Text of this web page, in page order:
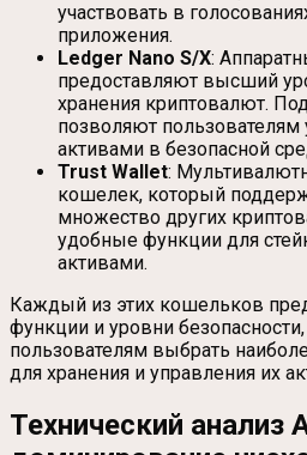
участвовать в
приложения.
Ledger Nano S/X:
предоставляют высший
хранения криптовалют.
позволяют пользователям
активами в безопасной
Trust Wallet:
кошелек, который
множество других
удобные функции для
активами.
Каждый из этих кошельков
функции и уровни
пользователям выбрать
для хранения и управления их
Технический анализ